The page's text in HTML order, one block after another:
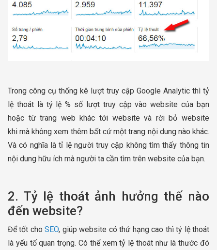
Trong công cụ thống kê lượt truy cập Google Analytic thì tỷ
lệ thoát là tỷ lệ % số lượt truy cập vào website của bạn
hoặc từ trang web khác tới website và rời bỏ website
khi mà không xem thêm bất cứ một trang nội dung nào khác.
Và có nghĩa là tỉ lệ người truy cập không tìm thấy thông tin
nội dung hữu ích mà người ta cần tìm trên website của bạn.
2. Tỷ lệ thoát ảnh hưởng thế nào
đến website?
Để tốt choSEO, giúp website có thứ hạng cao thì tỷ lệ thoát
là yếu tố quan trọng. Có thể xem tỷ lệ thoát như là thước đó